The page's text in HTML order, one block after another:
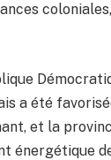
a été
et la
énergétique